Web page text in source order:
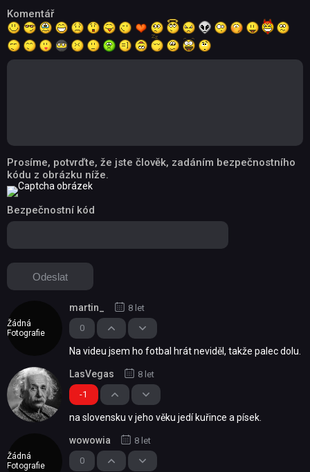
Komentář
Prosíme, potvrďte, že jste člověk, zadáním bezpečnostního
kódu z obrázku níže.
Bezpečnostní kód
Žádná
Fotografie
0
martin_ 8 let
Na videu jsem ho fotbal hrát neviděl, takže palec dolu.
-1
LasVegas 8 let
na slovensku v jeho věku jedí kuřince a písek.
Žádná
Fotografie
0
wowowia 8 let